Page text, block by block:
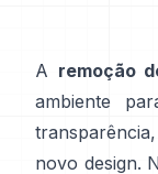
A remoção
ambiente
novo design.